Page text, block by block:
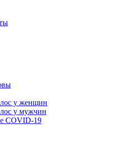
у женщин
у мужчин
COVID-19